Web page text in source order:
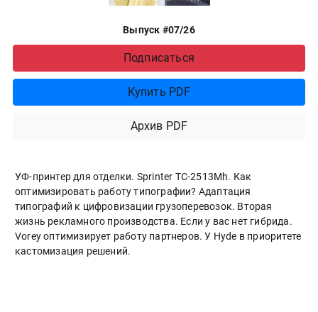
Выпуск #07/26
Подписаться
Купить PDF
Архив PDF
УФ-принтер для отделки. Sprinter ТС-2513Mh. Как
оптимизировать работу типографии? Адаптация
типографий к цифровизации грузоперевозок. Вторая
жизнь рекламного производства. Если у вас нет гибрида.
Vorey оптимизирует работу партнеров. У Hyde в приоритете
кастомизация решений.